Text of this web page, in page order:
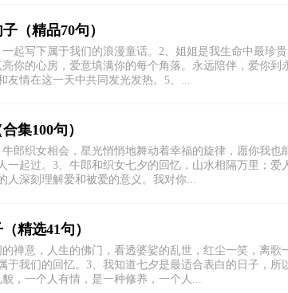
（精品70句）
起写下属于我们的浪漫童话。2、姐姐是我生命中最珍
你的心房，爱意填满你的每个角落。永远陪伴，爱你
友情在这一天中共同发光发热。5、...
集100句）
郎织女相会，星光悄悄地舞动着幸福的旋律，愿你我
一起过。3、牛郎和织女七夕的回忆，山水相隔万里；
人深刻理解爱和被爱的意义。我对你...
精选41句）
禅意，人生的佛门，看透婆娑的乱世，红尘一笑，离
于我们的回忆。3、我知道七夕是最适合表白的日子，所
，一个人有情，是一种修养，一个人...